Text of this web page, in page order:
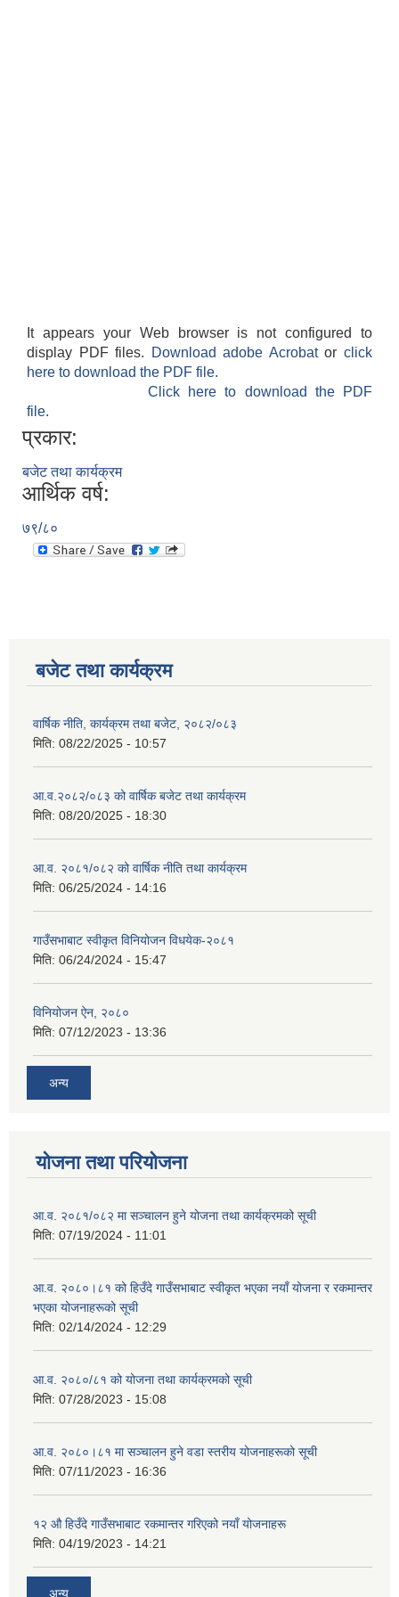
It appears your Web browser is not configured to
display PDF files.
Download adobe Acrobatorclick
here to download the PDF file.
Click here to download the PDF
file.
प्रकार:
बजेट तथा कार्यक्रम
आर्थिक वर्ष:
७९/८०
बजेट तथा कार्यक्रम
वार्षिक नीति, कार्यक्रम तथा बजेट, २०८२/०८३
मिति: 08/22/2025 - 10:57
आ.व.२०८२/०८३ को वार्षिक बजेट तथा कार्यक्रम
मिति: 08/20/2025 - 18:30
आ.व. २०८१/०८२ को वार्षिक नीति तथा कार्यक्रम
मिति: 06/25/2024 - 14:16
गाउँसभाबाट स्वीकृत विनियोजन विधयेक-२०८१
मिति: 06/24/2024 - 15:47
विनियोजन ऐन, २०८०
मिति: 07/12/2023 - 13:36
अन्य
योजना तथा परियोजना
आ.व. २०८१/०८२ मा सञ्चालन हुने योजना तथा कार्यक्रमको सूची
मिति: 07/19/2024 - 11:01
आ.व. २०८०।८१ को हिउँदे गाउँसभाबाट स्वीकृत भएका नयाँ योजना र रकमान्तर
भएका योजनाहरूको सूची
मिति: 02/14/2024 - 12:29
आ.व. २०८०/८१ को योजना तथा कार्यक्रमको सूची
मिति: 07/28/2023 - 15:08
आ.व. २०८०।८१ मा सञ्चालन हुने वडा स्तरीय योजनाहरूको सूची
मिति: 07/11/2023 - 16:36
१२ औ हिउँदे गाउँसभाबाट रकमान्तर गरिएको नयाँ योजनाहरू
मिति: 04/19/2023 - 14:21
अन्य